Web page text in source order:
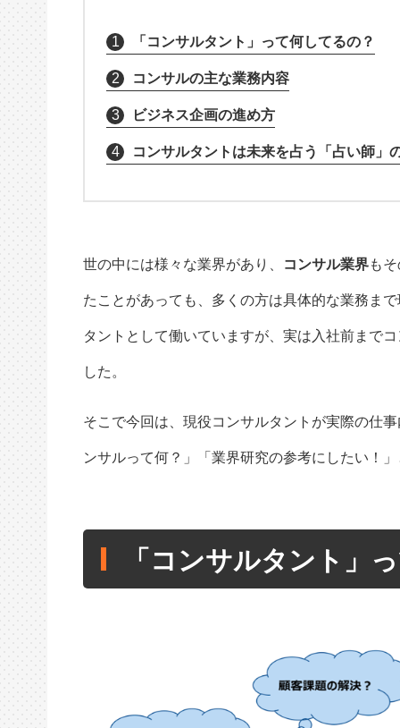
1 「コンサルタント」って何してるの？
2 コンサルの主な業務内容
3 ビジネス企画の進め方
4 コンサルタントは未来を占う「占い師」
世の中には様々な業界があり、 コンサル業界も
たことがあっても、多くの方は具体的な業務ま
タントとして働いていますが、実は入社前まで
した。
そこで今回は、現役コンサルタントが実際の仕
ンサルって何？」「業界研究の参考にしたい！
「コンサルタント」